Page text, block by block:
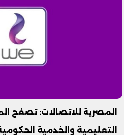
المصرية للاتصالات: تصفح
التعليمية والخدمية